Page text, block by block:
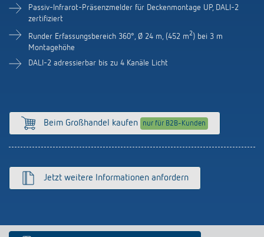
Referenzen
HEMS
Engagement
Design
Historie
Vertrieb Weltweit
Ansprechpartner OEM
LUXORliving
Passiv-Infrarot-Präsenzmelder für Deckenmontage UP, DALI-2
zertifiziert
Runder Erfassungsbereich 360°, Ø 24 m, (452 m2) bei 3 m
Montagehöhe
DALI-2 adressierbar bis zu 4 Kanäle Licht
Beim Großhandel kaufen nur für B2B-Kunden
Jetzt weitere Informationen anfordern